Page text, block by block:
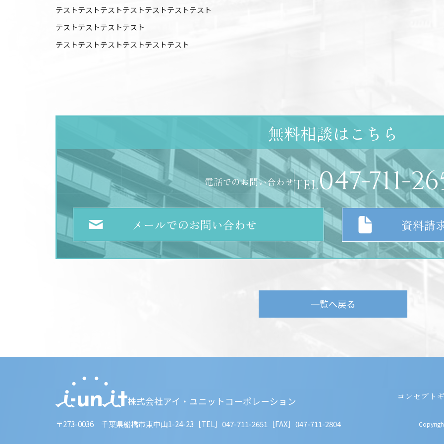
テストテストテストテストテストテストテスト
テストテストテストテスト
テストテストテストテストテストテスト
無料相談はこちら
電話でのお問い合わせTEL047-711-
メールでのお問い合わせ 資料請
一覧へ戻る
株式会社アイ・ユニットコーポレーション
〒273-0036 千葉県船橋市東中山1-24-23 ［TEL］047-711-2651 ［FAX］047-711-2804
コンセプト